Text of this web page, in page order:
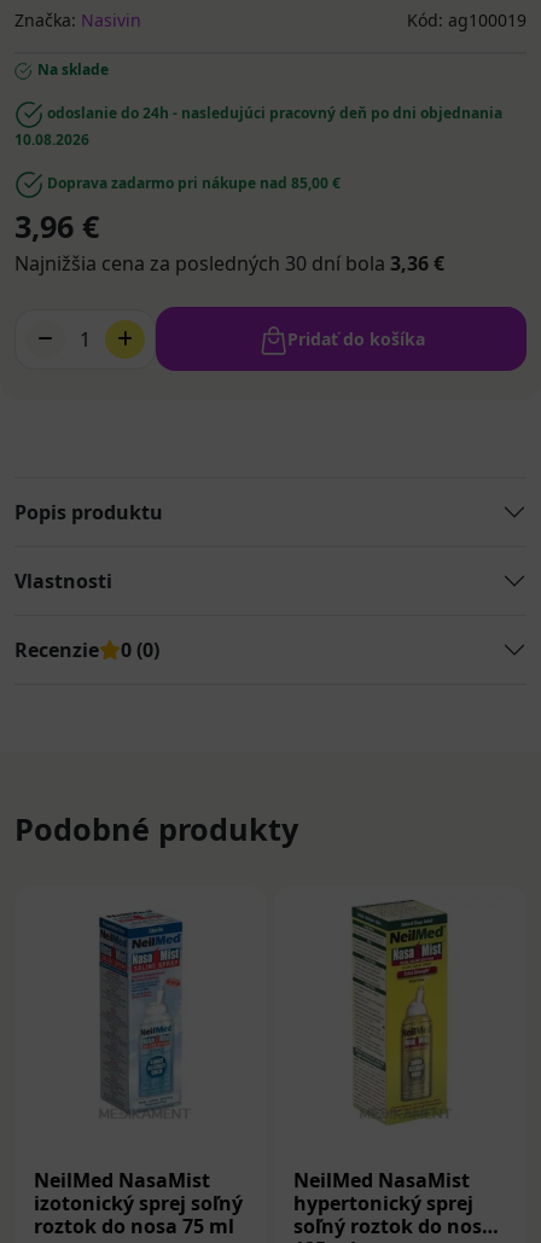
Značka: Nasivin Kód: ag100019
Na sklade
odoslanie do 24h - nasledujúci pracovný deň po dni objednania
10.08.2026
Doprava zadarmo pri nákupe nad 85,00 €
3,96 €
Najnižšia cena za posledných 30 dní bola 3,36 €
1 Pridať do košíka
Popis produktu
Vlastnosti
Recenzie 0 (0)
Podobné produkty
NeilMed NasaMist
izotonický sprej soľný
roztok do nosa 75 ml
NeilMed NasaMist
hypertonický sprej
soľný roztok do nosa